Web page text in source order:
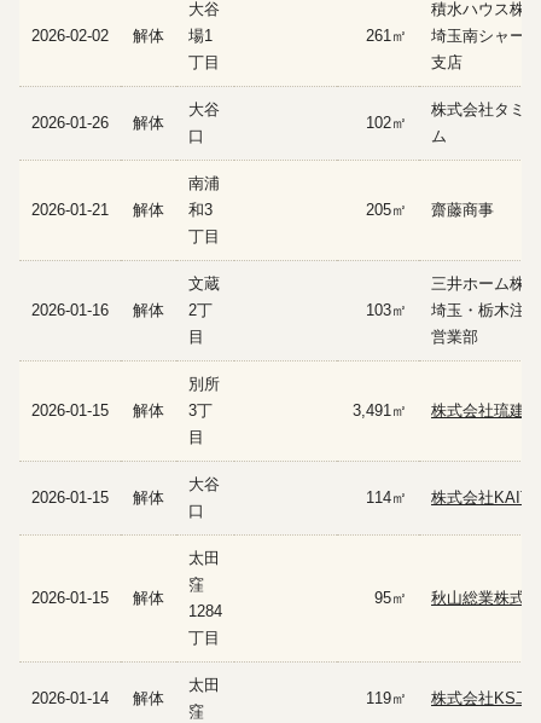
2026-02-02 解体
大谷
場1
丁目
261㎡
積水ハウス株
埼玉南シャー
支店
2026-01-26 解体
大谷
口
102㎡
株式会社タミ
ム
2026-01-21 解体
南浦
和3
丁目
205㎡ 齋藤商事
2026-01-16 解体
文蔵
2丁
目
103㎡
三井ホーム株
埼玉・栃木注
営業部
2026-01-15 解体
別所
3丁
目
3,491㎡ 株式会社琉建
2026-01-15 解体
大谷
口
114㎡ 株式会社
2026-01-15 解体
太田
窪
1284
丁目
95㎡ 秋山総業株式
2026-01-14 解体
太田
窪
119㎡ 株式会社KS工